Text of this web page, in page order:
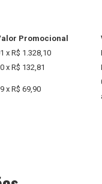
Promocional
x R$ 1.328,10
x R$ 132,81
x R$ 69,90